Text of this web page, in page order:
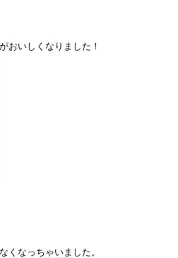
おいしくなりました！
くなっちゃいました。